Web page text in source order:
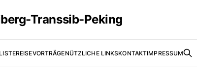
Transsib-Peking
REISEVORTRÄGENÜTZLICHE LINKSKONTAKTIMPRESSUM